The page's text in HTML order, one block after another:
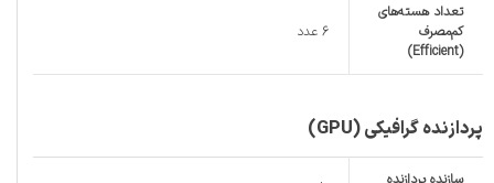
تعداد هسته‌های
کم‌مصرف
(Efficient)
6 عدد
پردازنده گرافیکی (GPU)